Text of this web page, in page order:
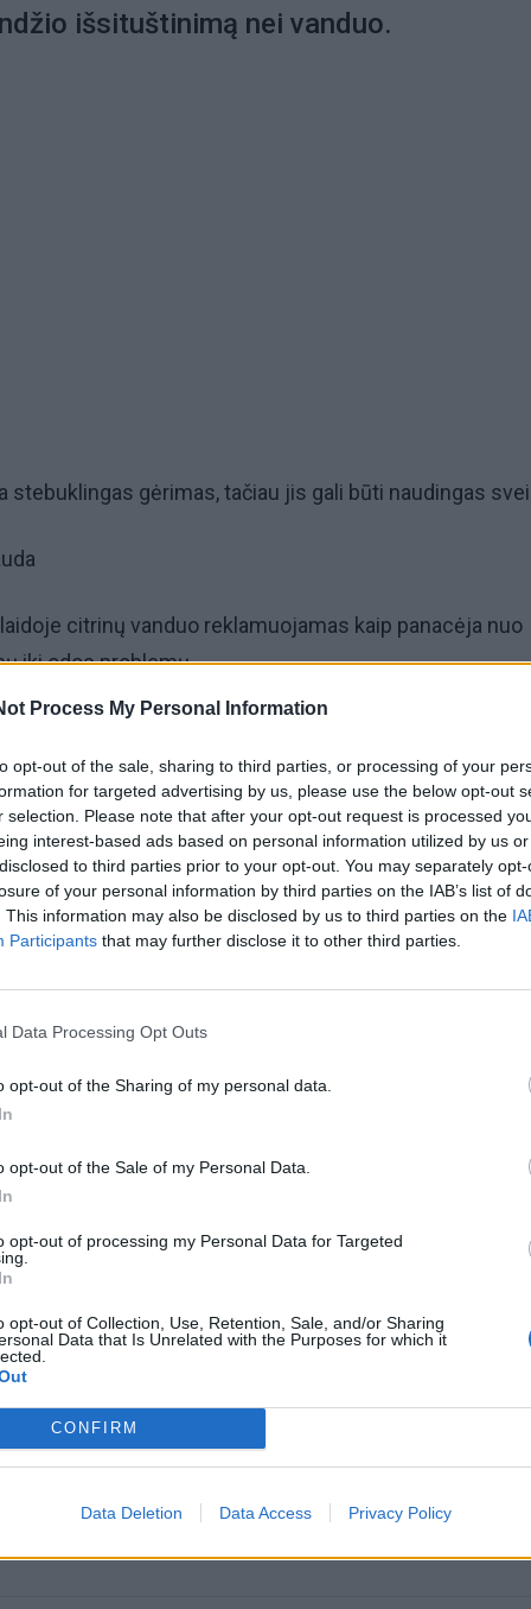
Process My Personal Information
opt-out of the sale, sharing to third parties, or processing of your
for targeted advertising by us, please use the below opt-out
selection. Please note that after your opt-out request is processed
interest-based ads based on personal information utilized by us
to third parties prior to your opt-out. You may separately
of your personal information by third parties on the IAB’s list of
This information may also be disclosed by us to third parties on the
Participants that may further disclose it to other third parties.
Data Processing Opt Outs
opt-out of the Sharing of my personal data.
opt-out of the Sale of my Personal Data.
opt-out of processing my Personal Data for Targeted
opt-out of Collection, Use, Retention, Sale, and/or Sharing
Data that Is Unrelated with the Purposes for which it
CONFIRM
Data Deletion Data Access Privacy Policy
išsituštinimą nei vanduo.
stebuklingas gėrimas, tačiau jis gali būti naudingas
citrinų vanduo reklamuojamas kaip panacėja nuo
iki odos problemų.
100 % patvirtinti mokslinę citrinų vandens naudą.
ir gydytojai teigia, kad yra keletas svarių
drėkina
pabaigą Ukrainoje
ingredientą